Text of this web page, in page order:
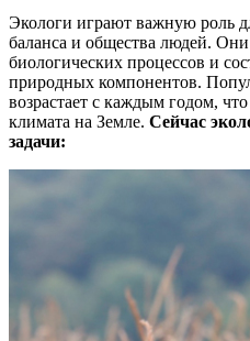
Экологи играют важную роль
баланса и общества людей.
биологических процессов и
природных компонентов.
возрастает с каждым годом,
климата на Земле. Сейчас
задачи: